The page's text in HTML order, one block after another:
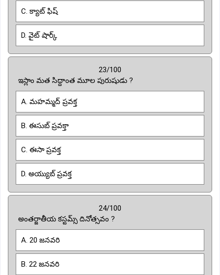
C. క్యాట్ ఫిష్
D. వైట్ షార్క్
23/100
ఇస్లాం మత సిద్దాంత మూల పురుషుడు ?
A. మహమ్మద్ ప్రవక్త
B. ఈసుబ్ ప్రవక్తా
C. ఈసా ప్రవక్త
D. అయ్యుబ్ ప్రవక్త
24/100
అంతర్జాతీయ కస్టమ్స్ దినోత్సవం ?
A. 20 జనవరి
B. 22 జనవరి